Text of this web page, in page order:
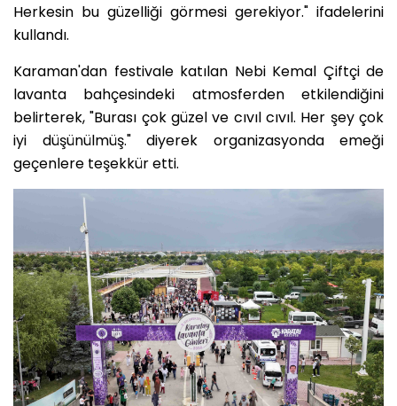
Herkesin bu güzelliği görmesi gerekiyor." ifadelerini
kullandı.
Karaman'dan festivale katılan Nebi Kemal Çiftçi de
lavanta bahçesindeki atmosferden etkilendiğini
belirterek, "Burası çok güzel ve cıvıl cıvıl. Her şey çok
iyi düşünülmüş." diyerek organizasyonda emeği
geçenlere teşekkür etti.